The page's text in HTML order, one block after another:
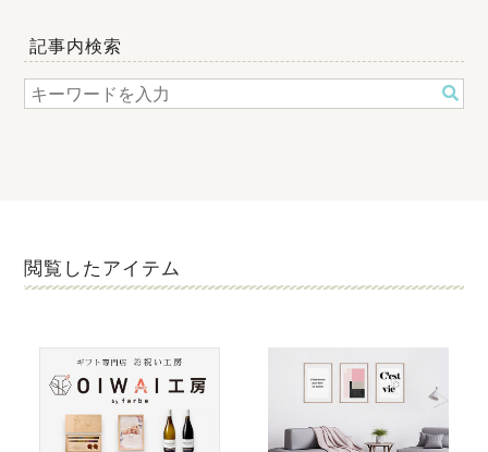
記事内検索
閲覧したアイテム